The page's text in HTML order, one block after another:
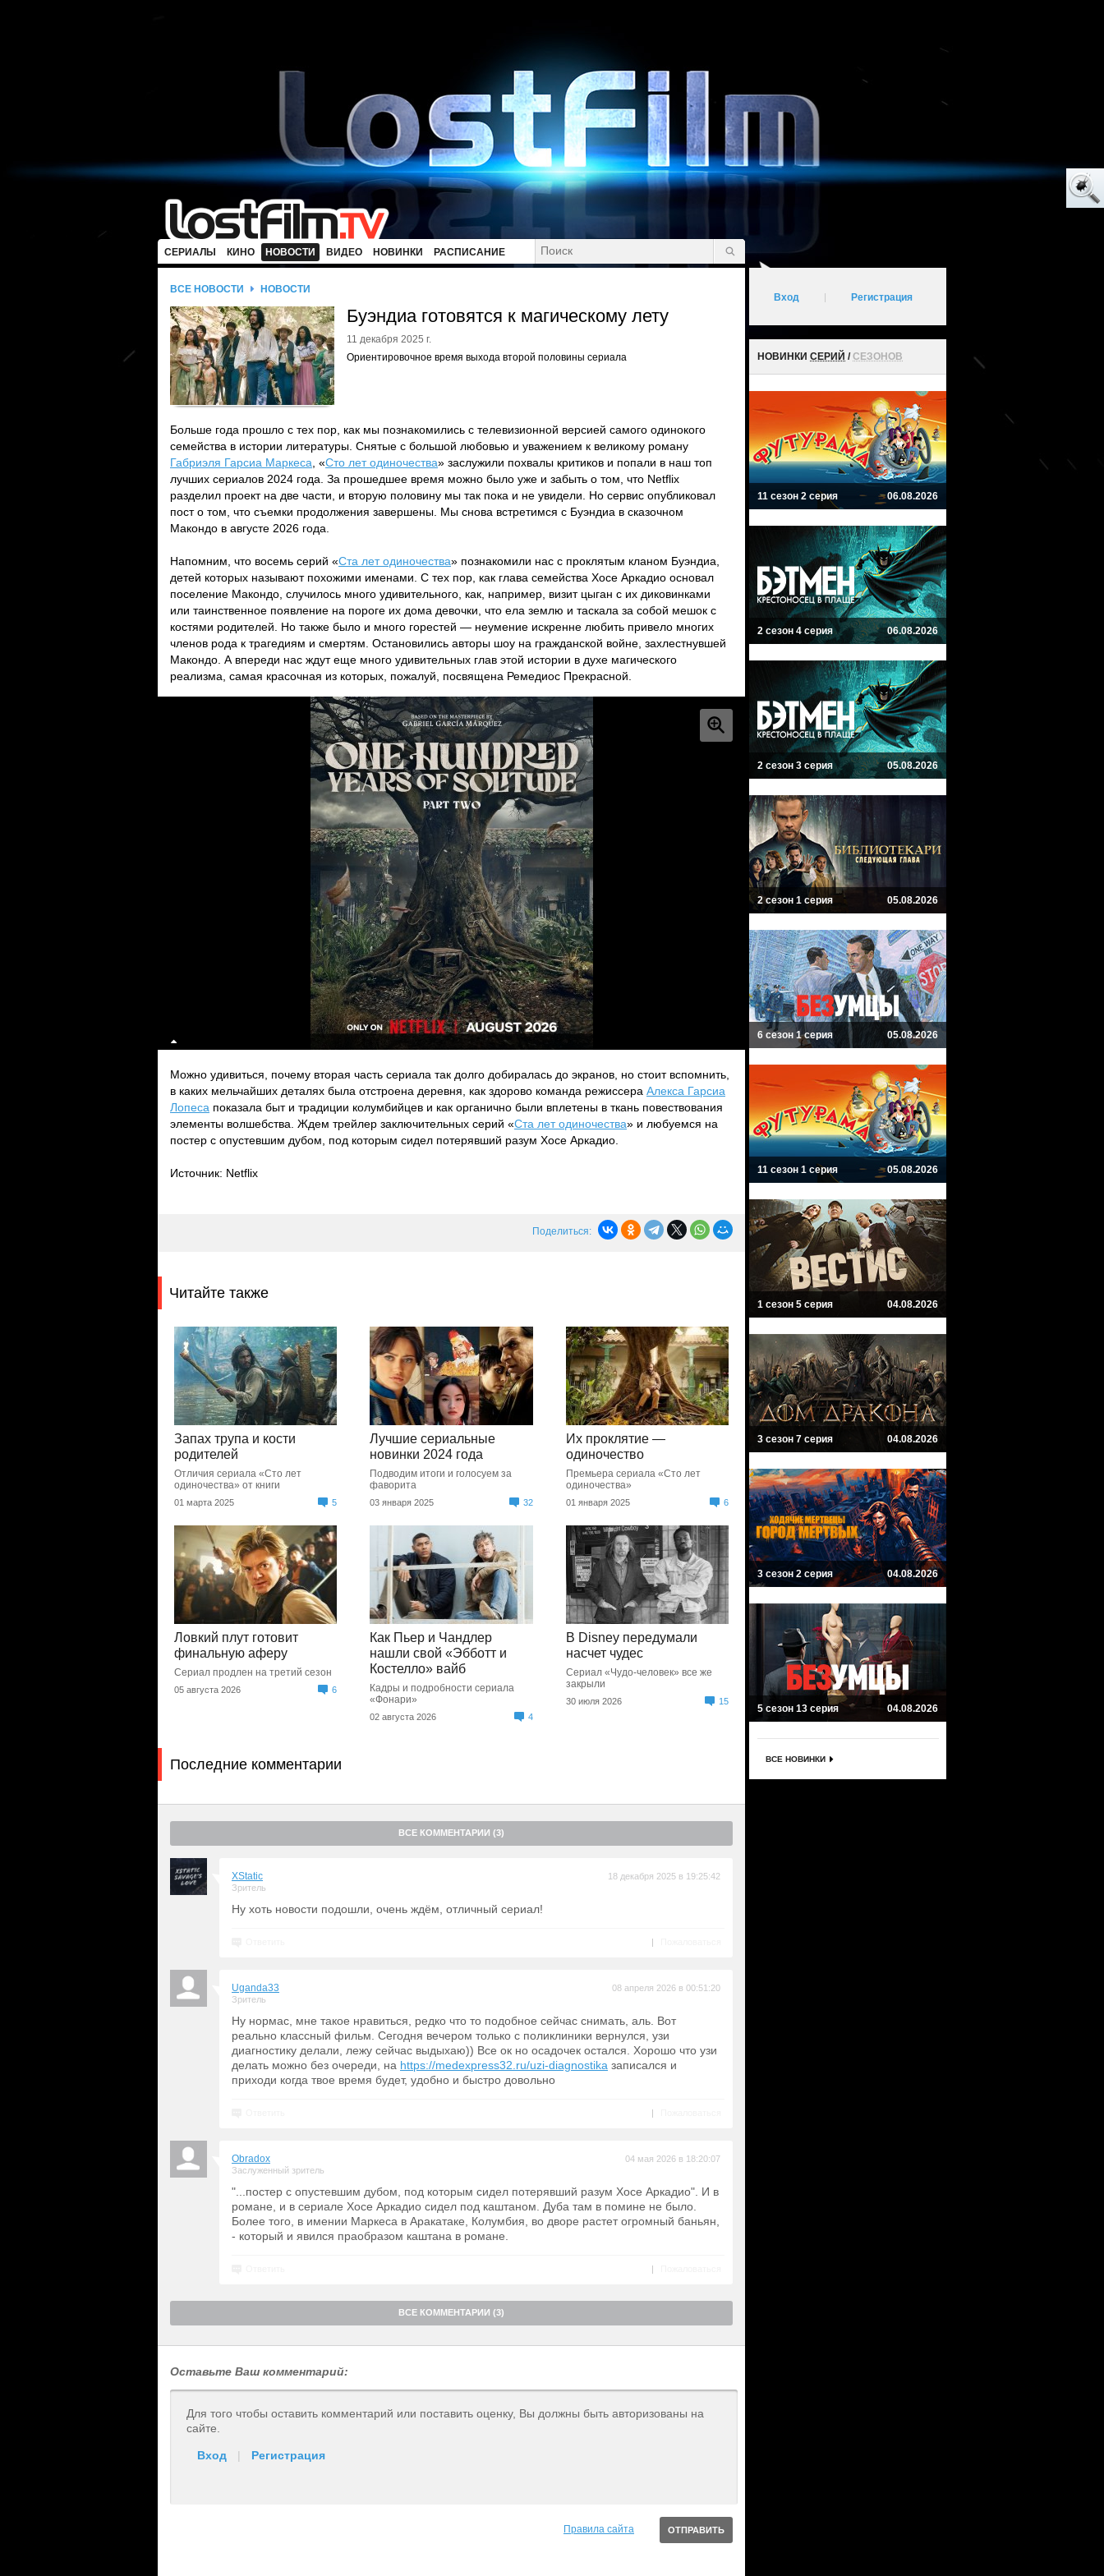
СЕРИАЛЫ КИНО НОВОСТИ ВИДЕО НОВИНКИ РАСПИСАНИЕ
ВСЕ НОВОСТИ НОВОСТИ
Буэндиа готовятся к магическому лету
11 декабря 2025 г.
Ориентировочное время выхода второй половины сериала
Больше года прошло с тех пор, как мы познакомились с телевизионной версией самого одинокого
семейства в истории литературы. Снятые с большой любовью и уважением к великому роману
Габриэля Гарсиа Маркеса , «Сто лет одиночества» заслужили похвалы критиков и попали в наш топ
лучших сериалов 2024 года. За прошедшее время можно было уже и забыть о том, что Netflix
разделил проект на две части, и вторую половину мы так пока и не увидели. Но сервис опубликовал
пост о том, что съемки продолжения завершены. Мы снова встретимся с Буэндиа в сказочном
Макондо в августе 2026 года.
Напомним, что восемь серий «Ста лет одиночества» познакомили нас с проклятым кланом Буэндиа,
детей которых называют похожими именами. С тех пор, как глава семейства Хосе Аркадио основал
поселение Макондо, случилось много удивительного, как, например, визит цыган с их диковинками
или таинственное появление на пороге их дома девочки, что ела землю и таскала за собой мешок с
костями родителей. Но также было и много горестей — неумение искренне любить привело многих
членов рода к трагедиям и смертям. Остановились авторы шоу на гражданской войне, захлестнувшей
Макондо. А впереди нас ждут еще много удивительных глав этой истории в духе магического
реализма, самая красочная из которых, пожалуй, посвящена Ремедиос Прекрасной.
Можно удивиться, почему вторая часть сериала так долго добиралась до экранов, но стоит вспомнить,
в каких мельчайших деталях была отстроена деревня, как здорово команда режиссера Алекса Гарсиа
Лопеса показала быт и традиции колумбийцев и как органично были вплетены в ткань повествования
элементы волшебства. Ждем трейлер заключительных серий «Ста лет одиночества» и любуемся на
постер с опустевшим дубом, под которым сидел потерявший разум Хосе Аркадио.
Источник: Netflix
Поделиться:
Читайте также
Запах трупа и кости
родителей
Отличия сериала «Сто лет
одиночества» от книги
01 марта 2025 5
Лучшие сериальные
новинки 2024 года
Подводим итоги и голосуем за
фаворита
03 января 2025 32
Их проклятие —
одиночество
Премьера сериала «Сто лет
одиночества»
01 января 2025 6
Ловкий плут готовит
финальную аферу
Сериал продлен на третий сезон
05 августа 2026 6
Как Пьер и Чандлер
нашли свой «Эбботт и
Костелло» вайб
Кадры и подробности сериала
«Фонари»
02 августа 2026 4
В Disney передумали
насчет чудес
Сериал «Чудо-человек» все же
закрыли
30 июля 2026 15
Последние комментарии
ВСЕ КОММЕНТАРИИ (3)
XStatic
Зритель
18 декабря 2025 в 19:25:42
Ну хоть новости подошли, очень ждём, отличный сериал!
|
Uganda33
Зритель
08 апреля 2026 в 00:51:20
Ну нормас, мне такое нравиться, редко что то подобное сейчас снимать, аль. Вот
реально классный фильм. Сегодня вечером только с поликлиники вернулся, узи
диагностику делали, лежу сейчас выдыхаю)) Все ок но осадочек остался. Хорошо что узи
делать можно без очереди, на https://medexpress32.ru/uzi-diagnostika записался и
приходи когда твое время будет, удобно и быстро довольно
|
Obradox
Заслуженный зритель
04 мая 2026 в 18:20:07
"...постер с опустевшим дубом, под которым сидел потерявший разум Хосе Аркадио". И в
романе, и в сериале Хосе Аркадио сидел под каштаном. Дуба там в помине не было.
Более того, в имении Маркеса в Аракатаке, Колумбия, во дворе растет огромный баньян,
- который и явился праобразом каштана в романе.
|
ВСЕ КОММЕНТАРИИ (3)
Оставьте Ваш комментарий:
Для того чтобы оставить комментарий или поставить оценку, Вы должны быть авторизованы на
сайте.
Вход | Регистрация
Правила сайта
Вход Регистрация
НОВИНКИ СЕРИЙ /СЕЗОНОВ
11 сезон 2 серия 06.08.2026
2 сезон 4 серия 06.08.2026
2 сезон 3 серия 05.08.2026
2 сезон 1 серия 05.08.2026
6 сезон 1 серия 05.08.2026
11 сезон 1 серия 05.08.2026
1 сезон 5 серия 04.08.2026
3 сезон 7 серия 04.08.2026
3 сезон 2 серия 04.08.2026
5 сезон 13 серия 04.08.2026
ВСЕ НОВИНКИ